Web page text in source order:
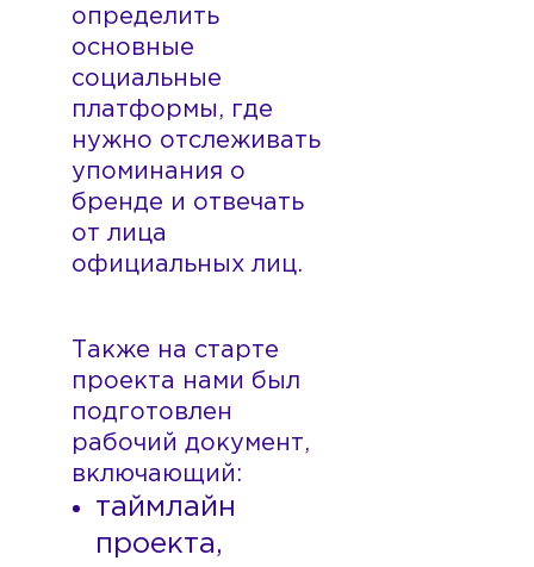
определить
основные
социальные
платформы, где
нужно отслеживать
упоминания о
бренде и отвечать
от лица
официальных лиц.
Также на старте
проекта нами был
подготовлен
рабочий документ,
включающий:
таймлайн
проекта,